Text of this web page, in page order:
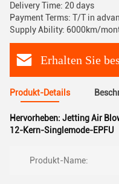
Delivery Time: 20 days
Payment Terms: T/T in
Supply Ability: 6000km/
Erhalten Sie
Produkt-Details
Hervorheben: Jetting Air
12-Kern-Singlemode-EPFU
Produkt-Name: